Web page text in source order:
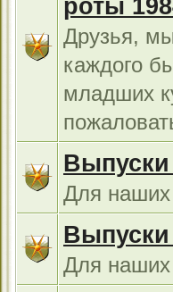
роты
Друзья,
каждого
младших
Для наших
Для наших